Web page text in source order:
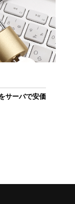
サーバで安価